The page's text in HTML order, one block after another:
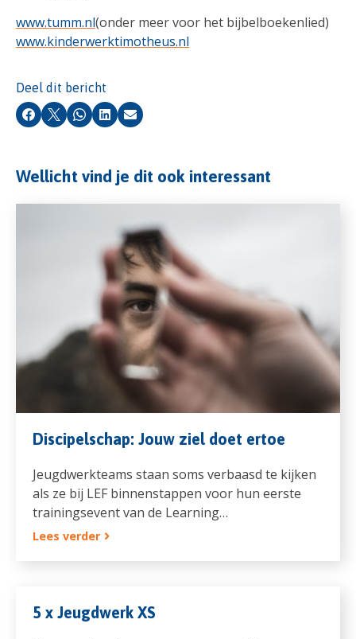
www.tumm.nl(onder meer voor het bijbelboekenlied)
www.kinderwerktimotheus.nl
Deel dit bericht
Facebook
X Whatsapp
LinkedInE-mail
Wellicht vind je dit ook interessant
Discipelschap: Jouw ziel doet ertoe
Jeugdwerkteams staan soms verbaasd te kijken
als ze bij LEF binnenstappen voor hun eerste
trainingsevent van de Learning…
Lees verder
5 x Jeugdwerk XS